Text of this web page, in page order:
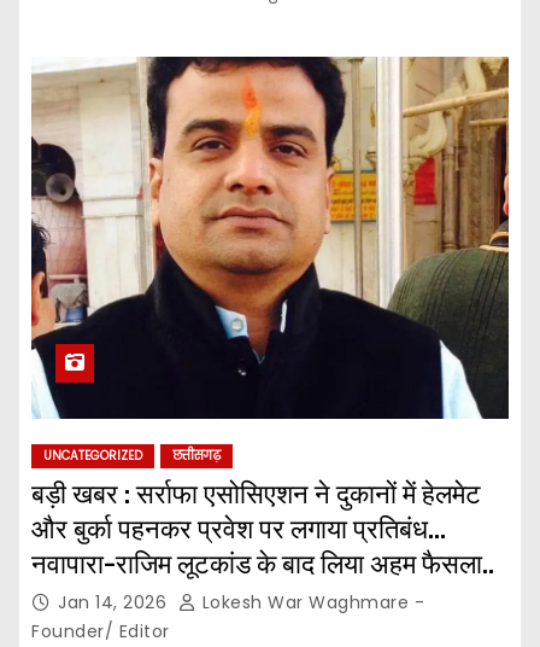
UNCATEGORIZED छत्तीसगढ़
बड़ी खबर : सर्राफा एसोसिएशन ने दुकानों में हेलमेट
और बुर्का पहनकर प्रवेश पर लगाया प्रतिबंध…
नवापारा-राजिम लूटकांड के बाद लिया अहम फैसला..
Jan 14, 2026
Lokesh War Waghmare -
Founder/ Editor